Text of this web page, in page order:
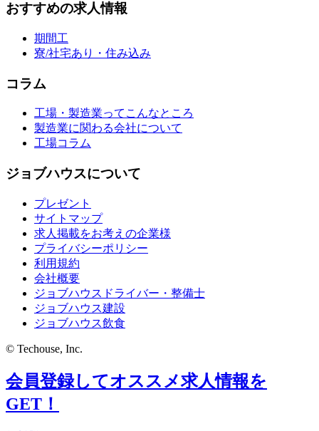
おすすめの求人情報
期間工
寮/社宅あり・住み込み
コラム
工場・製造業ってこんなところ
製造業に関わる会社について
工場コラム
ジョブハウスについて
プレゼント
サイトマップ
求人掲載をお考えの企業様
プライバシーポリシー
利用規約
会社概要
ジョブハウスドライバー・整備士
ジョブハウス建設
ジョブハウス飲食
© Techouse, Inc.
会員登録してオススメ求人情報を
GET！